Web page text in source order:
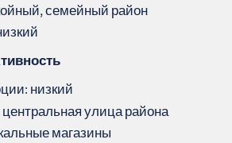
семейный район
низкий
улица района
магазины